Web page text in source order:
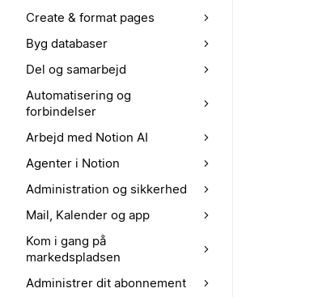
Create & format pages
Byg databaser
Del og samarbejd
Automatisering og
forbindelser
Arbejd med Notion AI
Agenter i Notion
Administration og sikkerhed
Mail, Kalender og app
Kom i gang på
markedspladsen
Administrer dit abonnement